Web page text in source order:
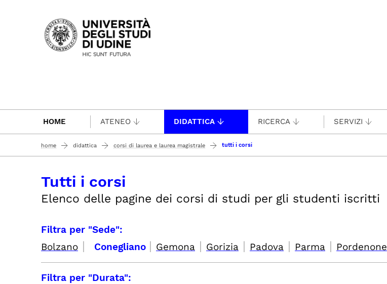
Passa al contenuto principale
HOME ATENEO DIDATTICA RICERCA SERVIZI
home didattica corsi di laurea e laurea magistrale tutti i corsi
Tutti i corsi
Elenco delle pagine dei corsi di studi per gli studenti iscritti
Filtra per "Sede":
Bolzano | Conegliano | Gemona | Gorizia | Padova | Parma | Pordenone
Filtra per "Durata":